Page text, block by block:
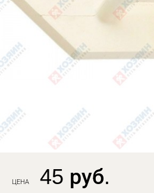
ЦЕНА 45 руб.